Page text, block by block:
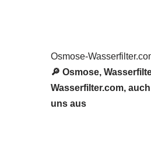
Osmose-
🔎 Osmose,
Wasserfilter.com,
uns aus